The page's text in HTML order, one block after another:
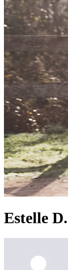
Estelle D.